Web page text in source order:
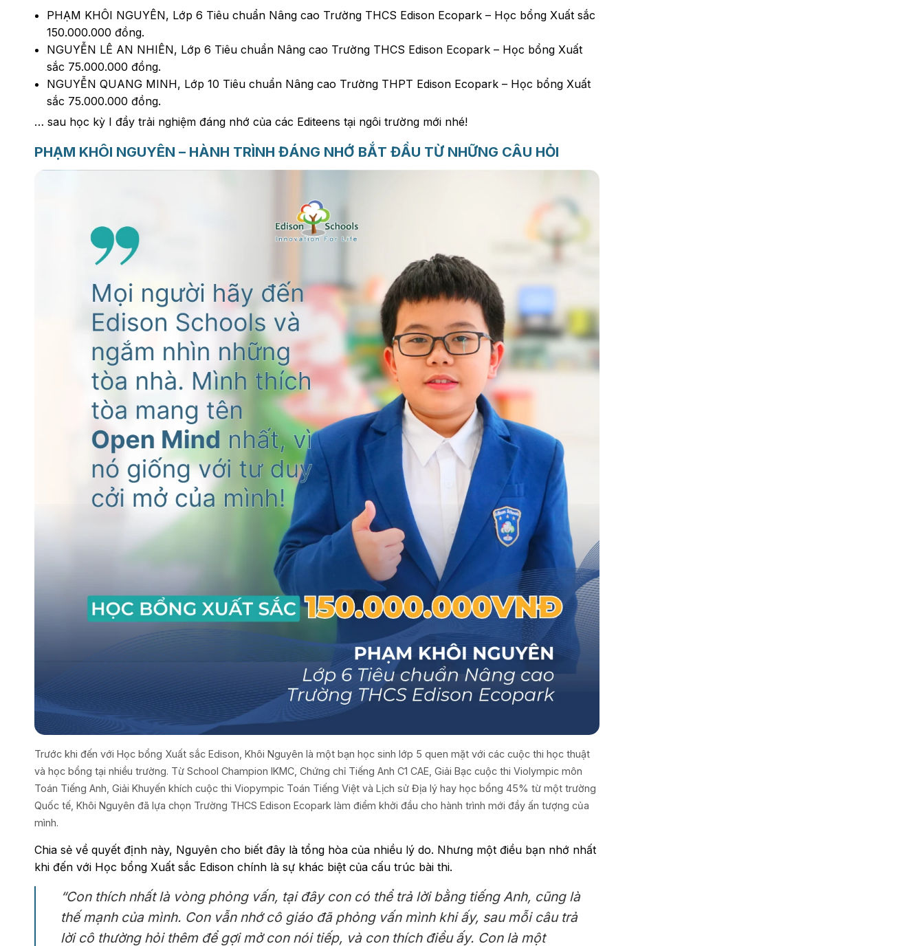
PHẠM KHÔI NGUYÊN, Lớp 6 Tiêu chuẩn Nâng cao Trường THCS Edison Ecopark – Học bổng Xuất sắc
150.000.000 đồng.
NGUYỄN LÊ AN NHIÊN, Lớp 6 Tiêu chuẩn Nâng cao Trường THCS Edison Ecopark – Học bổng Xuất
sắc 75.000.000 đồng.
NGUYỄN QUANG MINH, Lớp 10 Tiêu chuẩn Nâng cao Trường THPT Edison Ecopark – Học bổng Xuất
sắc 75.000.000 đồng.
… sau học kỳ I đầy trải nghiệm đáng nhớ của các Editeens tại ngôi trường mới nhé!
PHẠM KHÔI NGUYÊN – HÀNH TRÌNH ĐÁNG NHỚ BẮT ĐẦU TỪ NHỮNG CÂU HỎI
Trước khi đến với Học bổng Xuất sắc Edison, Khôi Nguyên là một bạn học sinh lớp 5 quen mặt với các cuộc thi học thuật
và học bổng tại nhiều trường. Từ School Champion IKMC, Chứng chỉ Tiếng Anh C1 CAE, Giải Bạc cuộc thi Violympic môn
Toán Tiếng Anh, Giải Khuyến khích cuộc thi Viopympic Toán Tiếng Việt và Lịch sử Địa lý hay học bổng 45% từ một trường
Quốc tế, Khôi Nguyên đã lựa chọn Trường THCS Edison Ecopark làm điểm khởi đầu cho hành trình mới đầy ấn tượng của
mình.
Chia sẻ về quyết định này, Nguyên cho biết đây là tổng hòa của nhiều lý do. Nhưng một điều bạn nhớ nhất
khi đến với Học bổng Xuất sắc Edison chính là sự khác biệt của cấu trúc bài thi.
“Con thích nhất là vòng phỏng vấn, tại đây con có thể trả lời bằng tiếng Anh, cũng là
thế mạnh của mình. Con vẫn nhớ cô giáo đã phỏng vấn mình khi ấy, sau mỗi câu trả
lời cô thường hỏi thêm để gợi mở con nói tiếp, và con thích điều ấy. Con là một